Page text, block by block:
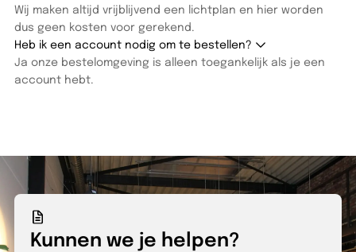
Wij maken altijd vrijblijvend een lichtplan en hier worden
dus geen kosten voor gerekend.
Heb ik een account nodig om te bestellen?
Ja onze bestelomgeving is alleen toegankelijk als je een
account hebt.
Kunnen we je helpen?